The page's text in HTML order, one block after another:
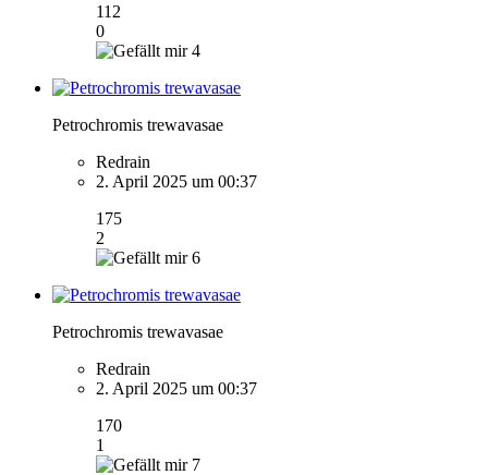
112
0
4
Petrochromis trewavasae
Redrain
2. April 2025 um 00:37
175
2
6
Petrochromis trewavasae
Redrain
2. April 2025 um 00:37
170
1
7